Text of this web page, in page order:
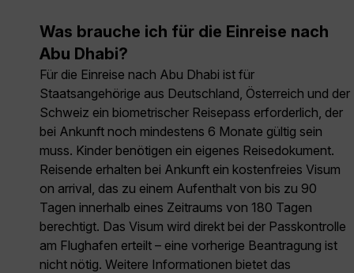
Was brauche ich für die Einreise nach
Abu Dhabi?
Für die Einreise nach Abu Dhabi ist für
Staatsangehörige aus Deutschland, Österreich und der
Schweiz ein biometrischer Reisepass erforderlich, der
bei Ankunft noch mindestens 6 Monate gültig sein
muss. Kinder benötigen ein eigenes Reisedokument.
Reisende erhalten bei Ankunft ein kostenfreies Visum
on arrival, das zu einem Aufenthalt von bis zu 90
Tagen innerhalb eines Zeitraums von 180 Tagen
berechtigt. Das Visum wird direkt bei der Passkontrolle
am Flughafen erteilt – eine vorherige Beantragung ist
nicht nötig. Weitere Informationen bietet das